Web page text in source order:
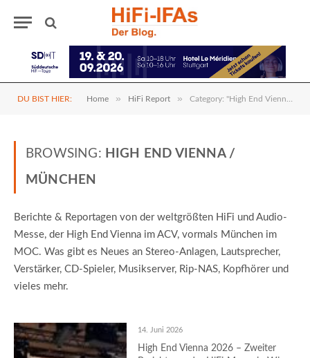
DU BIST HIER: Home » HiFi Report » Category: "High End Vienna / München"
BROWSING: HIGH END VIENNA /
MÜNCHEN
Berichte & Reportagen von der weltgrößten HiFi und Audio-
Messe, der High End Vienna im ACV, vormals München im
MOC. Was gibt es Neues an Stereo-Anlagen, Lautsprecher,
Verstärker, CD-Spieler, Musikserver, Rip-NAS, Kopfhörer und
vieles mehr.
14. Juni 2026
High End Vienna 2026 – Zweiter